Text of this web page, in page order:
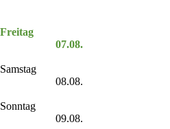
Freitag
07.08.
Samstag
08.08.
Sonntag
09.08.